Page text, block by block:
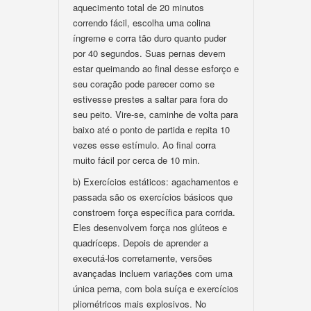
aquecimento total de 20 minutos
correndo fácil, escolha uma colina
íngreme e corra tão duro quanto puder
por 40 segundos. Suas pernas devem
estar queimando ao final desse esforço e
seu coração pode parecer como se
estivesse prestes a saltar para fora do
seu peito. Vire-se, caminhe de volta para
baixo até o ponto de partida e repita 10
vezes esse estímulo. Ao final corra
muito fácil por cerca de 10 min.
b) Exercícios estáticos: agachamentos e
passada são os exercícios básicos que
constroem força específica para corrida.
Eles desenvolvem força nos glúteos e
quadríceps. Depois de aprender a
executá-los corretamente, versões
avançadas incluem variações com uma
única perna, com bola suíça e exercícios
pliométricos mais explosivos. No